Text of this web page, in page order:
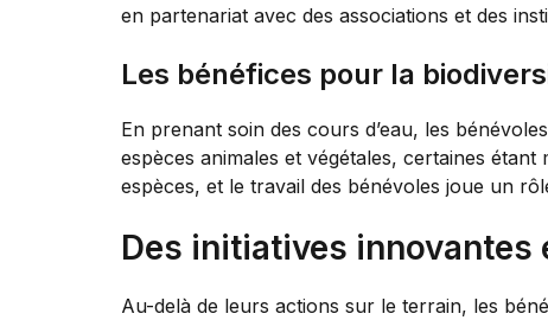
en partenariat avec des associations et des
Les bénéfices pour la
En prenant soin des cours d’eau, les
espèces animales et végétales, certaines
espèces, et le travail des bénévoles joue un
Des initiatives innovantes
Au-delà de leurs actions sur le terrain, les